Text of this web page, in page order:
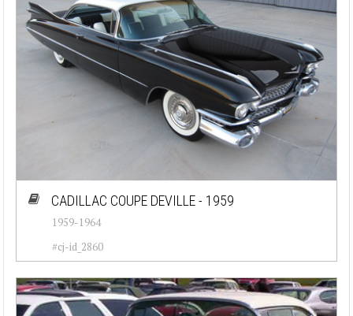
CADILLAC COUPE DEVILLE - 1959
1959-1964
#cj-id_2860